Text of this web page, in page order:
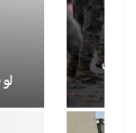
لو فُتحت